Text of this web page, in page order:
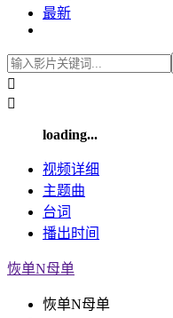
最新


loading...
视频详细
主题曲
台词
播出时间
恢单N母单
恢单N母单